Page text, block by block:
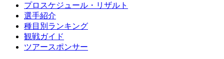
プロスケジュール・リザルト
選手紹介
種目別ランキング
観戦ガイド
ツアースポンサー